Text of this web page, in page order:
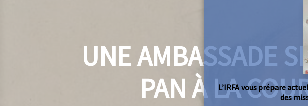
UNE AMBASSADE
PAN À LAL’IRFA vous prépare
des